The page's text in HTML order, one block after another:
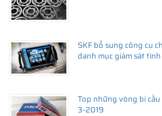
SKF bổ sung công cụ
danh mục giám sát
Top những vòng bi
3-2019